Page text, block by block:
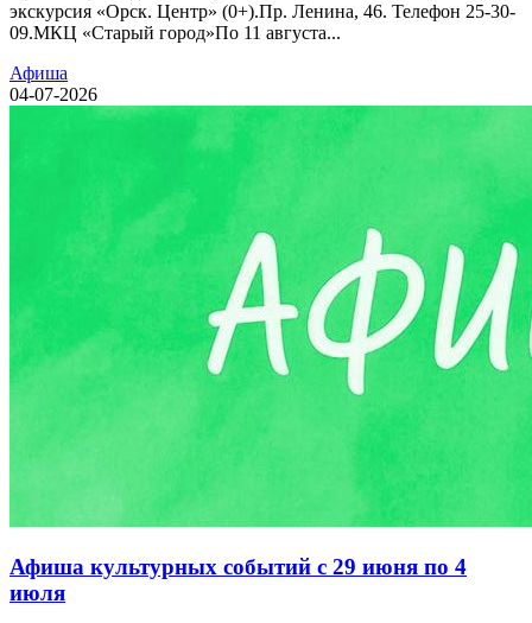
экскурсия «Орск. Центр» (0+).Пр. Ленина, 46. Телефон 25-30-
09.МКЦ «Старый город»По 11 августа...
Афиша
04-07-2026
Афиша культурных событий с 29 июня по 4
июля